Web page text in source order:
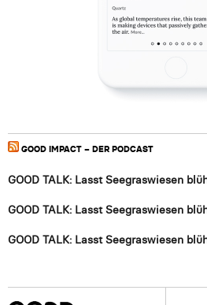
GOOD IMPACT – DER PODCAST
GOOD TALK: Lasst Seegraswiesen
GOOD TALK: Lasst Seegraswiesen
GOOD TALK: Lasst Seegraswiesen